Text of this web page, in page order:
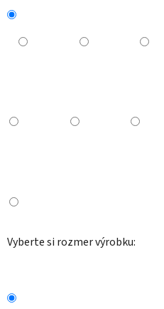
Vyberte si rozmer výrobku: